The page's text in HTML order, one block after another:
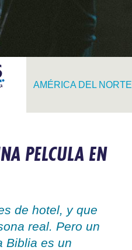
AMÉRICA DEL NORTE
PELCULA EN
de hotel, y que
real. Pero un
Biblia es un